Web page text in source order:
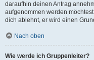
daraufhin deinen Antrag
aufgenommen werden
dich ablehnt, er wird einen
Nach oben
Wie werde ich Gruppenleiter?